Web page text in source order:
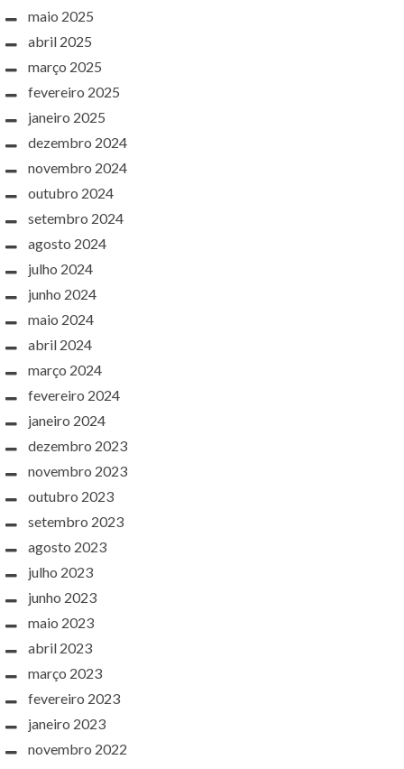
maio 2025
abril 2025
março 2025
fevereiro 2025
janeiro 2025
dezembro 2024
novembro 2024
outubro 2024
setembro 2024
agosto 2024
julho 2024
junho 2024
maio 2024
abril 2024
março 2024
fevereiro 2024
janeiro 2024
dezembro 2023
novembro 2023
outubro 2023
setembro 2023
agosto 2023
julho 2023
junho 2023
maio 2023
abril 2023
março 2023
fevereiro 2023
janeiro 2023
novembro 2022